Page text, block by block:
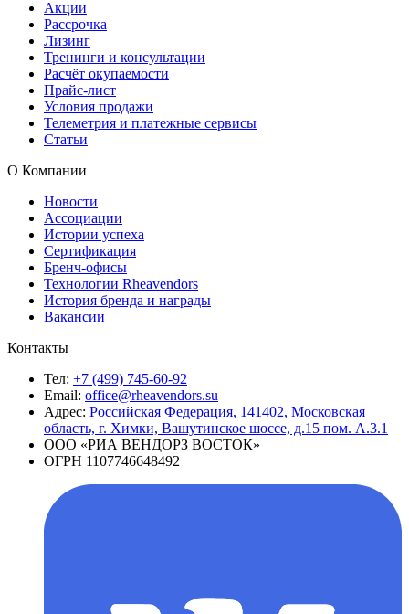
Акции
Рассрочка
Лизинг
Тренинги и консультации
Расчёт окупаемости
Прайс-лист
Условия продажи
Телеметрия и платежные сервисы
Статьи
О Компании
Новости
Ассоциации
Истории успеха
Сертификация
Бренч-офисы
Технологии Rheavendors
История бренда и награды
Вакансии
Контакты
Тел: +7 (499) 745-60-92
Email: office@rheavendors.su
Адрес: Российская Федерация, 141402, Московская
область, г. Химки, Вашутинское шоссе, д.15 пом. А.3.1
ООО «РИА ВЕНДОРЗ ВОСТОК»
ОГРН 1107746648492